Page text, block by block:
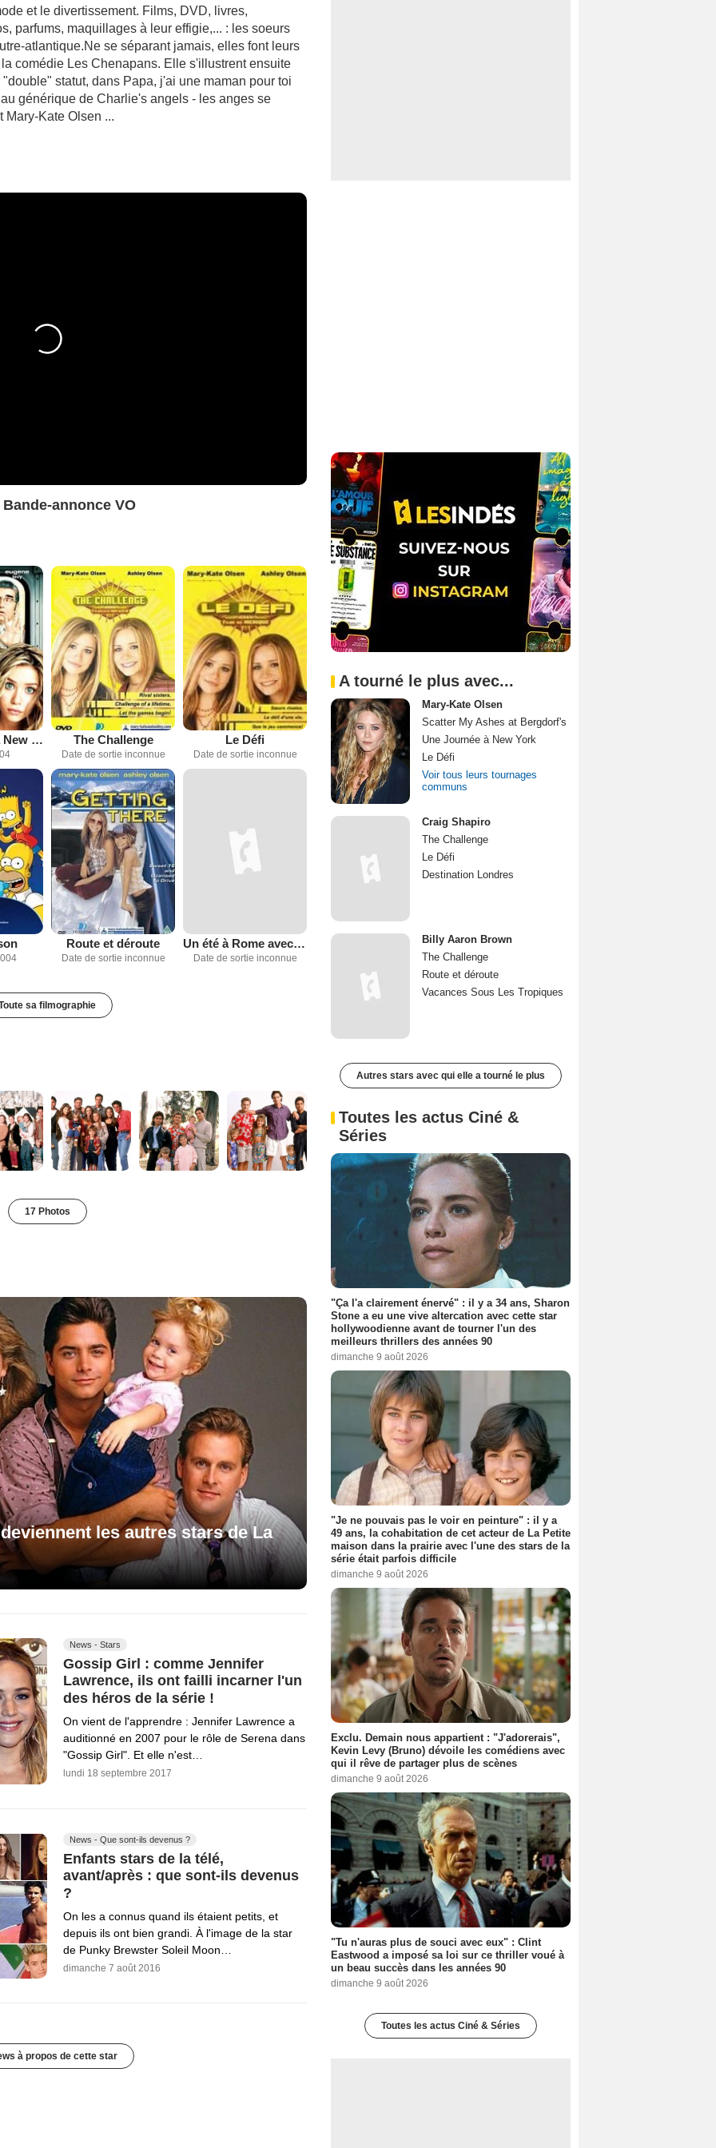
et le divertissement. Films, DVD, livres,
parfums, maquillages à leur effigie,... : les soeurs
atlantique.Ne se séparant jamais, elles font leurs
comédie Les Chenapans. Elle s'illustrent ensuite
statut, dans Papa, j'ai une maman pour toi
générique de Charlie's angels - les anges se
Mary-Kate Olsen ...
annonce VO
Une Journée à New York The Challenge
Date de sortie inconnue
Le Défi
Date de sortie inconnue
Route et déroute
Date de sortie inconnue
Un été à Rome avec les jumelles
Date de sortie inconnue
sa filmographie
17 Photos
les autres stars de La
News - Stars
Gossip Girl : comme Jennifer
Lawrence, ils ont failli incarner l'un
des héros de la série !
On vient de l'apprendre : Jennifer Lawrence a
auditionné en 2007 pour le rôle de Serena dans
"Gossip Girl". Et elle n'est…
lundi 18 septembre 2017
News - Que sont-ils devenus ?
Enfants stars de la télé,
avant/après : que sont-ils devenus
?
On les a connus quand ils étaient petits, et
depuis ils ont bien grandi. À l'image de la star
de Punky Brewster Soleil Moon…
dimanche 7 août 2016
à propos de cette star
A tourné le plus avec...
Mary-Kate Olsen
Scatter My Ashes at Bergdorf's
Une Journée à New York
Le Défi
Voir tous leurs tournages
communs
Craig Shapiro
The Challenge
Le Défi
Destination Londres
Billy Aaron Brown
The Challenge
Route et déroute
Vacances Sous Les Tropiques
Autres stars avec qui elle a tourné le plus
Toutes les actus Ciné &
Séries
"Ça l'a clairement énervé" : il y a 34 ans, Sharon
Stone a eu une vive altercation avec cette star
hollywoodienne avant de tourner l'un des
meilleurs thrillers des années 90
dimanche 9 août 2026
"Je ne pouvais pas le voir en peinture" : il y a
49 ans, la cohabitation de cet acteur de La Petite
maison dans la prairie avec l'une des stars de la
série était parfois difficile
dimanche 9 août 2026
Exclu. Demain nous appartient : "J'adorerais",
Kevin Levy (Bruno) dévoile les comédiens avec
qui il rêve de partager plus de scènes
dimanche 9 août 2026
"Tu n'auras plus de souci avec eux" : Clint
Eastwood a imposé sa loi sur ce thriller voué à
un beau succès dans les années 90
dimanche 9 août 2026
Toutes les actus Ciné & Séries